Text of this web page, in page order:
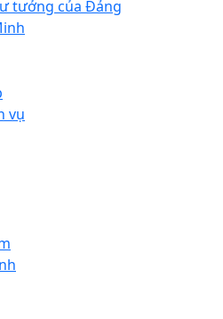
tưởng của Đảng
vụ